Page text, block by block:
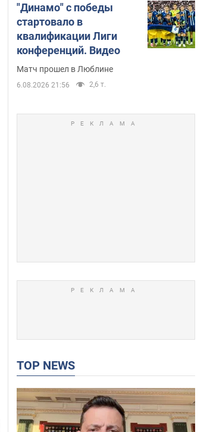
"Динамо" с победы
стартовало в
квалификации Лиги
конференций. Видео
Матч прошел в Люблине
6.08.2026 21:56 2,6 т.
TOP NEWS